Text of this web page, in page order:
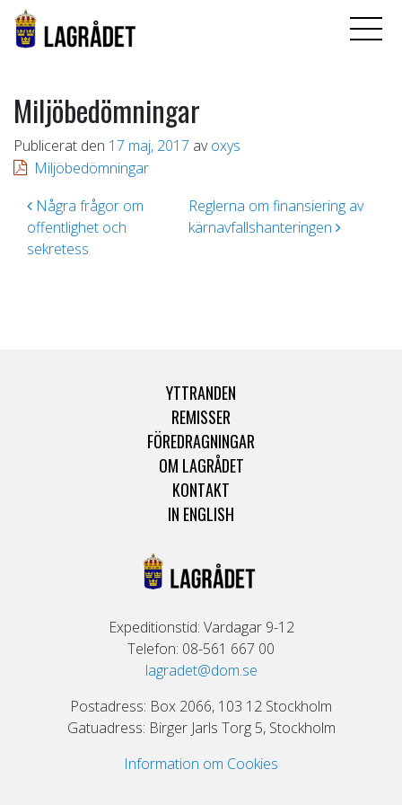
Miljöbedömningar
Publicerat den 17 maj, 2017 av oxys
Miljöbedömningar
Inläggsnavigering
Några frågor om
offentlighet och
sekretess
Reglerna om finansiering av
kärnavfallshanteringen
YTTRANDEN
REMISSER
FÖREDRAGNINGAR
OM LAGRÅDET
KONTAKT
IN ENGLISH
Expeditionstid: Vardagar 9-12
Telefon: 08-561 667 00
lagradet@dom.se
Postadress: Box 2066, 103 12 Stockholm
Gatuadress: Birger Jarls Torg 5, Stockholm
Information om Cookies